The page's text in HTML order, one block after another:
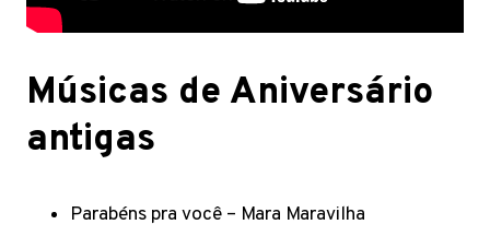
Músicas de Aniversário
antigas
Parabéns pra você – Mara Maravilha